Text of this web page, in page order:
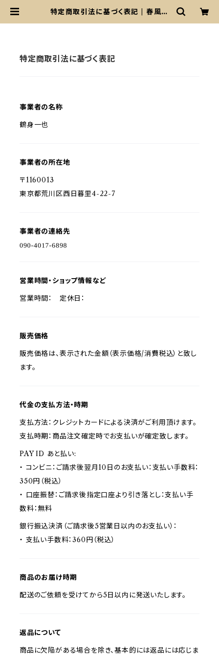
特定商取引法に基づく表記 | 春風亭
特定商取引法に基づく表記
事業者の名称
鶴身一也
事業者の所在地
〒1160013
東京都荒川区西日暮里4-22-7
事業者の連絡先
営業時間・ショップ情報など
営業時間： 定休日：
販売価格
販売価格は、表示された金額（表示価格/消費税込）と致し
ます。
代金の支払方法・時期
支払方法：クレジットカードによる決済がご利用頂けます。
支払時期：商品注文確定時でお支払いが確定致します。
PAY ID あと払い:
・ コンビニ：ご請求後翌月10日のお支払い：支払い手数料：
350円（税込）
・ 口座振替：ご請求後指定口座より引き落とし：支払い手
数料：無料
銀行振込決済（ご請求後5営業日以内のお支払い）：
・ 支払い手数料：360円（税込）
商品のお届け時期
配送のご依頼を受けてから5日以内に発送いたします。
返品について
商品に欠陥がある場合を除き、基本的には返品には応じま